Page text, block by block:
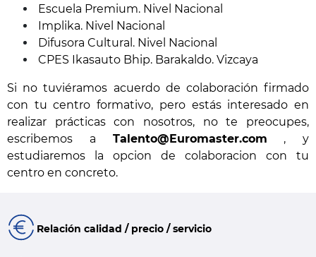
Escuela Premium. Nivel Nacional
Implika. Nivel Nacional
Difusora Cultural. Nivel Nacional
CPES Ikasauto Bhip. Barakaldo. Vizcaya
Si no tuviéramos acuerdo de colaboración firmado
con tu centro formativo, pero estás interesado en
realizar prácticas con nosotros, no te preocupes,
escribemos a Talento@Euromaster.com , y
estudiaremos la opcion de colaboracion con tu
centro en concreto.
Relación calidad / precio / servicio